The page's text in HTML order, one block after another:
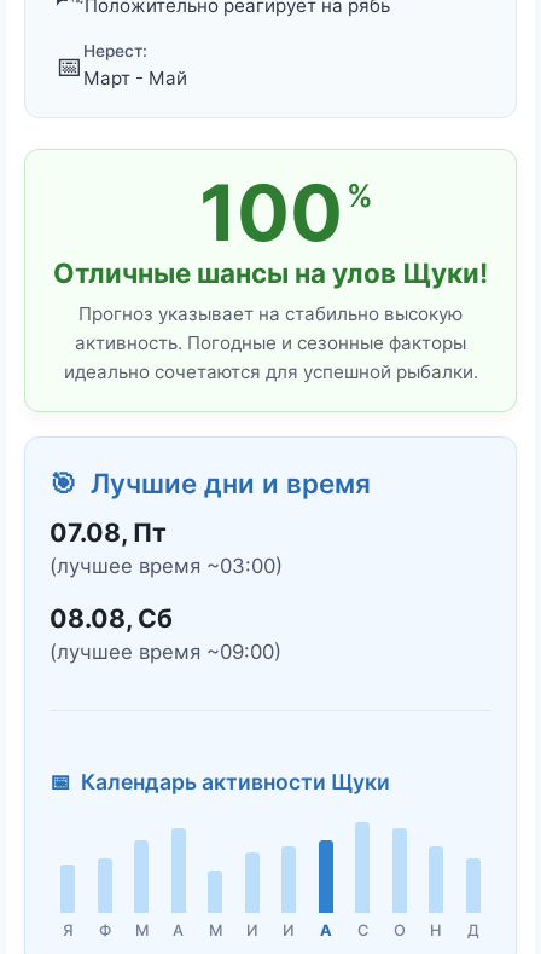
Положительно реагирует на рябь
📅 Нерест:
Март - Май
100 %
Отличные шансы на улов Щуки!
Прогноз указывает на стабильно высокую
активность. Погодные и сезонные факторы
идеально сочетаются для успешной рыбалки.
🎯 Лучшие дни и время
07.08, Пт
(лучшее время ~03:00)
08.08, Сб
(лучшее время ~09:00)
📅 Календарь активности Щуки
Я Ф М А М И И А С О Н Д